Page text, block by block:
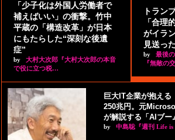
「少子化は外国人労働者で
補えばいい」の衝撃。竹中
平蔵の「構造改革」が日本
にもたらした“深刻な後遺
症”
by
大村大次郎『大村大次郎の本音
で役に立つ税…
トラン
「合理
がイラ
見送っ
by
最後
『無敵の
巨大IT企業が抱える
250兆円。元
が解説する「AIブー
by 中島聡『週刊 Life